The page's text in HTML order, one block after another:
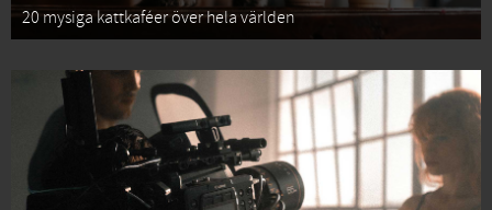
20 mysiga kattkaféer över hela världen